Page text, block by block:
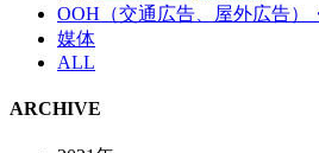
OOH（交通広告、屋外広告）
媒体
ALL
ARCHIVE